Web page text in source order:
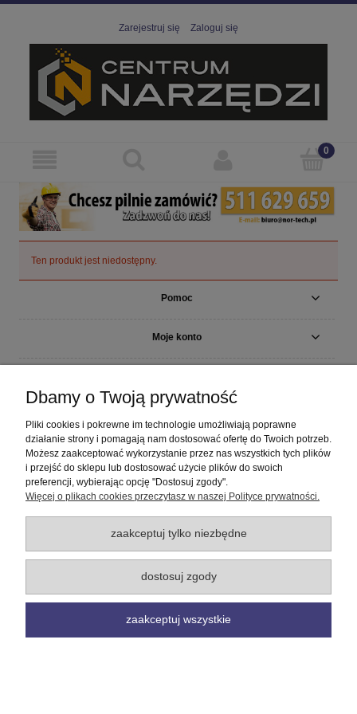
Zarejestruj się Zaloguj się
Ten produkt jest niedostępny.
Pomoc
Moje konto
O nas
pokaż pełną wersję strony
Sklep internetowy Shoper Premium
Dbamy o Twoją prywatność
Pliki cookies i pokrewne im technologie umożliwiają poprawne
działanie strony i pomagają nam dostosować ofertę do Twoich potrzeb.
Możesz zaakceptować wykorzystanie przez nas wszystkich tych plików
i przejść do sklepu lub dostosować użycie plików do swoich
preferencji, wybierając opcję "Dostosuj zgody".
Więcej o plikach cookies przeczytasz w naszej Polityce prywatności.
zaakceptuj tylko niezbędne
dostosuj zgody
zaakceptuj wszystkie